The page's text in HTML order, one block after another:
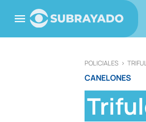
POLICIALES >
CANELONES